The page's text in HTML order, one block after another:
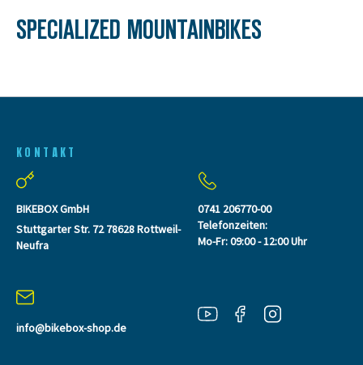
SPECIALIZED MOUNTAINBIKES
KONTAKT
BIKEBOX GmbH
Stuttgarter Str. 72 78628 Rottweil-
Neufra
info@bikebox-shop.de
0741 206770-00
Telefonzeiten:
Mo-Fr: 09:00 - 12:00 Uhr